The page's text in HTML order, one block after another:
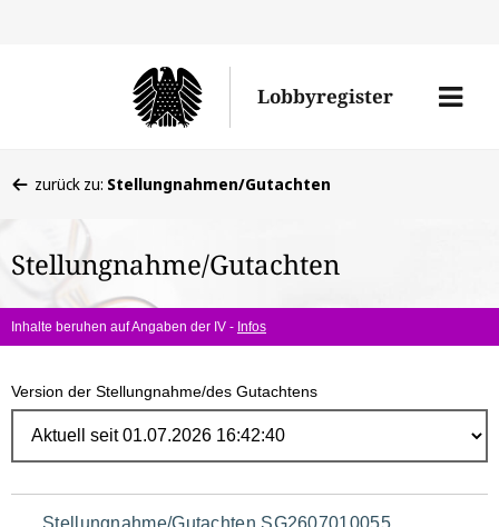
Lobbyregister
Menü
befinden
hier:
zurück zu: Stellungnahmen/Gutachten
Stellungnahme/Gutachten
Inhalte beruhen auf Angaben der IV - Infos
Version der Stellungnahme/des Gutachtens
Navigation
Stellungnahme/Gutachten SG2607010055